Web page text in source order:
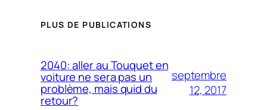
PLUS DE PUBLICATIONS
2040: aller au Touquet en
voiture ne sera pas un
problème, mais quid du
retour?
septembre
12, 2017